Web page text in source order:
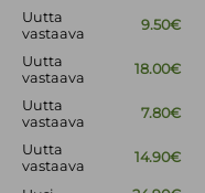
Uutta
vastaava
9.50€
Uutta
vastaava
18.00€
Uutta
vastaava
7.80€
Uutta
vastaava
14.90€